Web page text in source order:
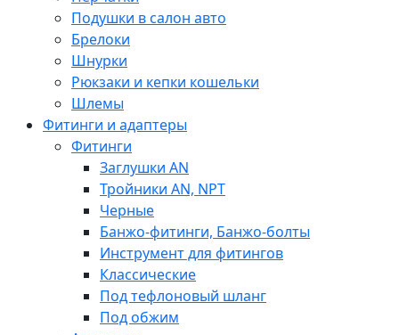
Подушки в салон авто
Брелоки
Шнурки
Рюкзаки и кепки кошельки
Шлемы
Фитинги и адаптеры
Фитинги
Заглушки AN
Тройники AN, NPT
Черные
Банжо-фитинги, Банжо-болты
Инструмент для фитингов
Классические
Под тефлоновый шланг
Под обжим